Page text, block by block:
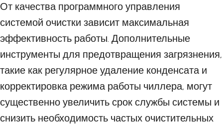
От качества программного управления
системой очистки зависит максимальная
эффективность работы. Дополнительные
инструменты для предотвращения загрязнения,
такие как регулярное удаление конденсата и
корректировка режима работы чиллера, могут
существенно увеличить срок службы системы и
снизить необходимость частых очистительных